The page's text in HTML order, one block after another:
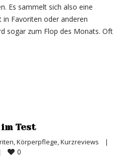
Es sammelt sich also eine
in Favoriten oder anderen
sogar zum Flop des Monats. Oft
Test
, Körperpflege, Kurzreviews
|
0